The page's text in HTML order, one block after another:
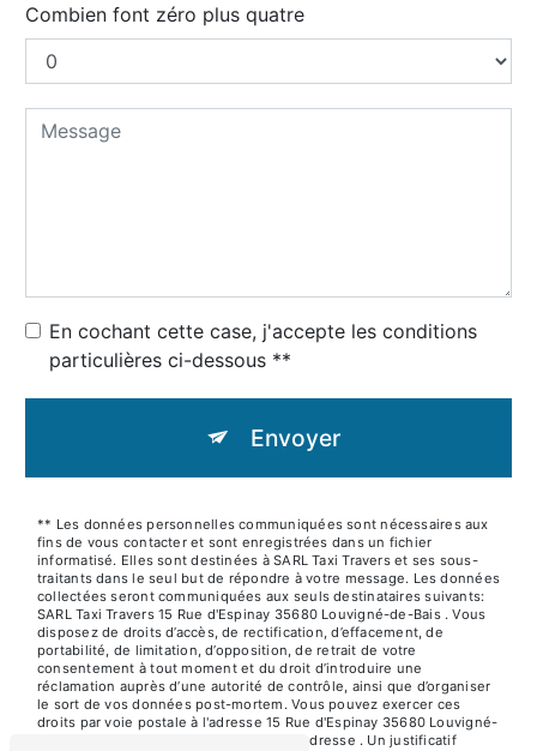
Combien font zéro plus quatre
En cochant cette case, j'accepte les conditions
particulières ci-dessous **
Envoyer
** Les données personnelles communiquées sont nécessaires aux
fins de vous contacter et sont enregistrées dans un fichier
informatisé. Elles sont destinées à SARL Taxi Travers et ses sous-
traitants dans le seul but de répondre à votre message. Les données
collectées seront communiquées aux seuls destinataires suivants:
SARL Taxi Travers 15 Rue d'Espinay 35680 Louvigné-de-Bais . Vous
disposez de droits d’accès, de rectification, d’effacement, de
portabilité, de limitation, d’opposition, de retrait de votre
consentement à tout moment et du droit d’introduire une
réclamation auprès d’une autorité de contrôle, ainsi que d’organiser
le sort de vos données post-mortem. Vous pouvez exercer ces
droits par voie postale à l'adresse 15 Rue d'Espinay 35680 Louvigné-
de-Bais ou par courrier électronique à l'adresse . Un justificatif